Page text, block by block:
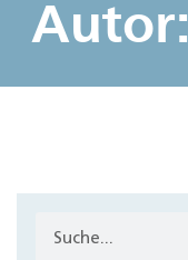
Autor: